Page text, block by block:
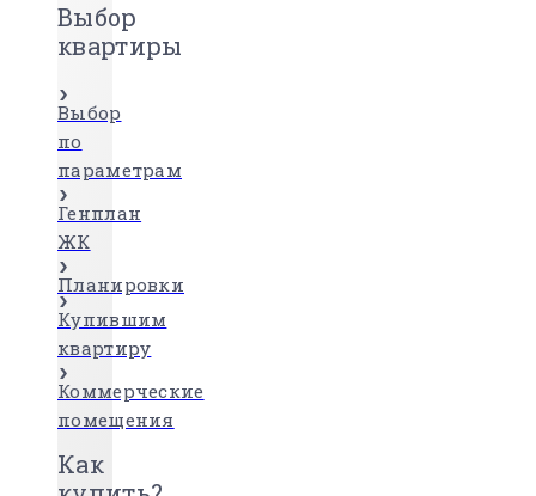
Выбор
квартиры
Выбор
по
параметрам
Генплан
ЖК
Планировки
Купившим
квартиру
Коммерческие
помещения
Как